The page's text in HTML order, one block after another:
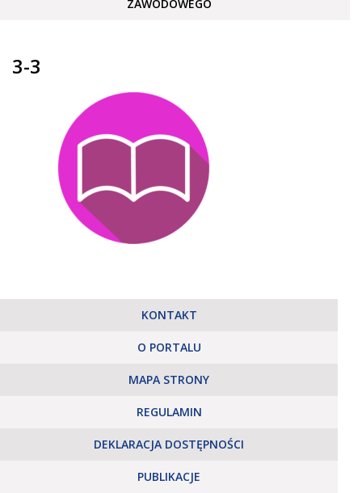
ZAWODOWEGO
3-3
KONTAKT
O PORTALU
MAPA STRONY
REGULAMIN
DEKLARACJA DOSTĘPNOŚCI
PUBLIKACJE